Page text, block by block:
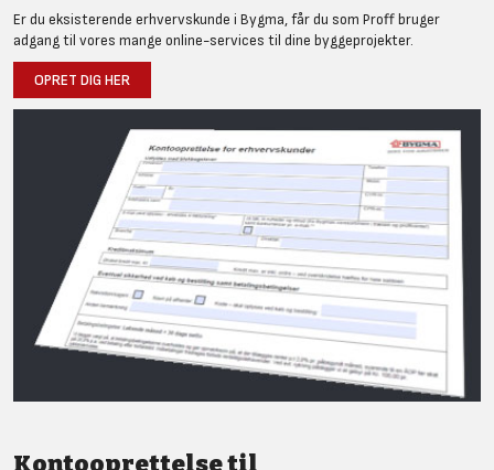
Er du eksisterende erhvervskunde i Bygma, får du som Proff bruger
adgang til vores mange online-services til dine byggeprojekter.
OPRET DIG HER
Kontooprettelse til